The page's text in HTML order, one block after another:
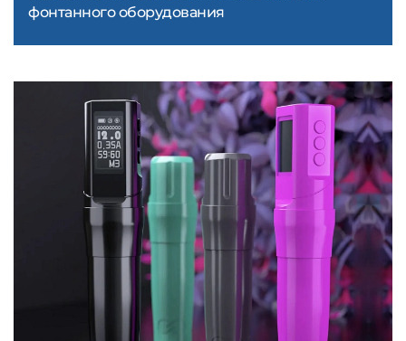
фонтанного оборудования